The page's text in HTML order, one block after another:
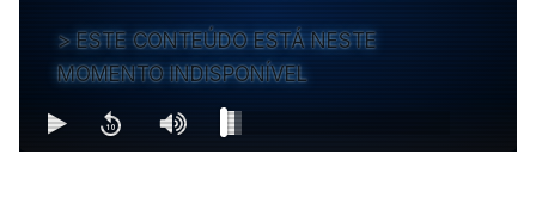
ESTE CONTEÚDO ESTÁ NESTE
MOMENTO INDISPONÍVEL